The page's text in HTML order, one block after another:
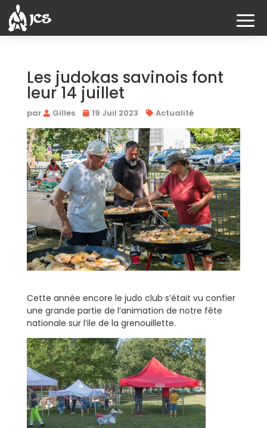
Les judokas savinois font
leur 14 juillet
par Gilles 19 Juil 2023 Actualité
Cette année encore le judo club s’était vu confier
une grande partie de l’animation de notre fête
nationale sur l’ile de la grenouillette.